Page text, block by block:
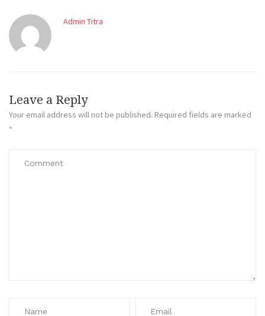
Admin Titra
Leave a Reply
Your email address will not be published. Required fields are marked
*